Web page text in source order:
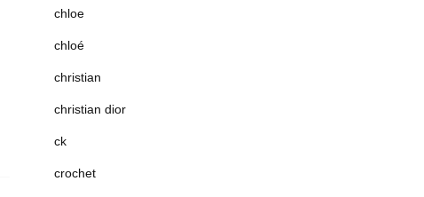
chloe
chloé
christian
christian dior
ck
crochet